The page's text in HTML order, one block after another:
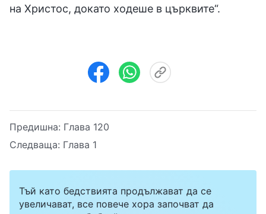
на Христос, докато ходеше в църквите“.
Предишна: Глава 120
Следваща: Глава 1
Тъй като бедствията продължават да се
увеличават, все повече хора започват да